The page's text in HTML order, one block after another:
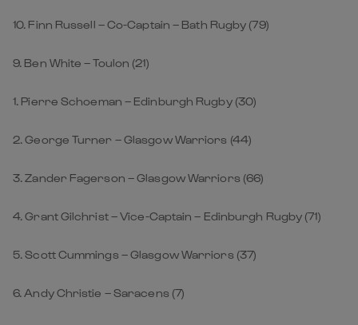
10. Finn Russell – Co-Captain – Bath Rugby (79)
9. Ben White – Toulon (21)
1. Pierre Schoeman – Edinburgh Rugby (30)
2. George Turner – Glasgow Warriors (44)
3. Zander Fagerson – Glasgow Warriors (66)
4. Grant Gilchrist – Vice-Captain – Edinburgh Rugby (71)
5. Scott Cummings – Glasgow Warriors (37)
6. Andy Christie – Saracens (7)